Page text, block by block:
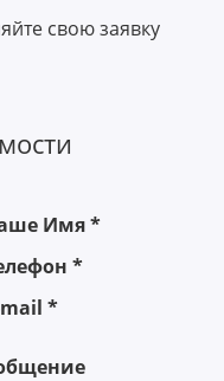
свою заявку
Имя*
*
mail *